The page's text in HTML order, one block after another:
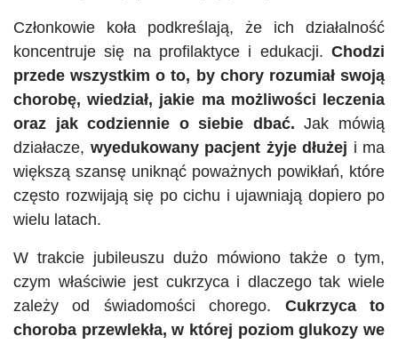
Członkowie koła podkreślają, że ich działalność
koncentruje się na profilaktyce i edukacji. Chodzi
przede wszystkim o to, by chory rozumiał swoją
chorobę, wiedział, jakie ma możliwości leczenia
oraz jak codziennie o siebie dbać.Jak mówią
działacze, wyedukowany pacjent żyje dłużej i ma
większą szansę uniknąć poważnych powikłań, które
często rozwijają się po cichu i ujawniają dopiero po
wielu latach.
W trakcie jubileuszu dużo mówiono także o tym,
czym właściwie jest cukrzyca i dlaczego tak wiele
zależy od świadomości chorego. Cukrzyca to
choroba przewlekła, w której poziom glukozy we